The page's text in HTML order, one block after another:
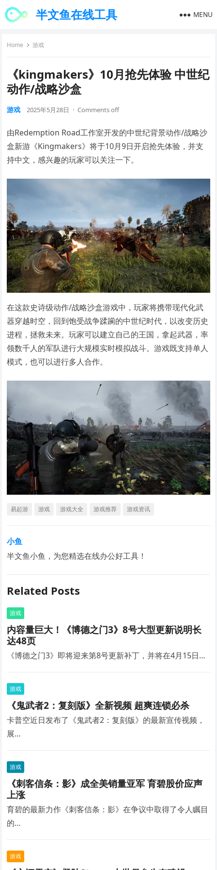
半文鱼在线工具 MENU
Home 游戏
《kingmakers》10月抢先体验 中世纪
动作/战略沙盒
游戏 2025年5月28日 · Comments off
由Redemption Road工作室开发的中世纪背景动作/战略沙
盒新游《Kingmakers》将于10月9日开启抢先体验，并支
持中文，感兴趣的玩家可以关注一下。
在这款史诗级动作/战略沙盒游戏中，玩家将携带现代化武
器穿越时空，回到饱受战争蹂躏的中世纪时代，以改变历史
进程，拯救未来。玩家可以建立自己的王国，拿起武器，率
领数千人的军队进行大规模实时模拟战斗。游戏既支持单人
模式，也可以进行多人合作。
易起游 游戏 游戏大全 游戏推荐 游戏资讯
小鱼
半文鱼小鱼，为您精选在线办公好工具！
Related Posts
游戏
内容量巨大！《博德之门3》8号大型更新说明长
达48页
《博德之门3》即将迎来第8号更新补丁，并将在4月15日…
游戏
《鬼武者2：复刻版》全新视频 超爽连锁必杀
卡普空近日发布了《鬼武者2：复刻版》的最新宣传视频，
展…
游戏
《刺客信条：影》成全美销量亚军 育碧股价应声
上涨
育碧的最新力作《刺客信条：影》在争议中取得了令人瞩目
的…
游戏